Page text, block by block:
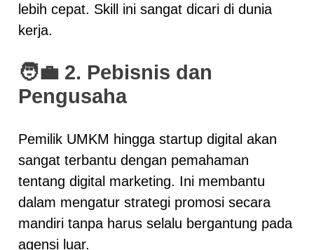
lebih cepat. Skill ini sangat dicari di dunia
kerja.
🧑‍💼 2. Pebisnis dan
Pengusaha
Pemilik UMKM hingga startup digital akan
sangat terbantu dengan pemahaman
tentang digital marketing. Ini membantu
dalam mengatur strategi promosi secara
mandiri tanpa harus selalu bergantung pada
agensi luar.